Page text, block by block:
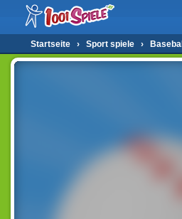
Startseite › Sport spiele › Baseball